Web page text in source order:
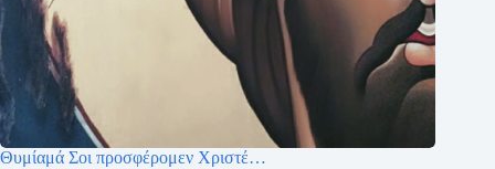
Θυμίαμά Σοι προσφέρομεν Χριστέ…